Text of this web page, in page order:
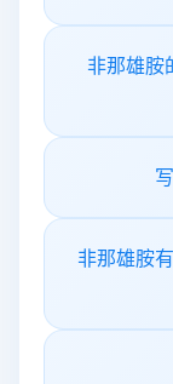
非那雄胺
非那雄胺